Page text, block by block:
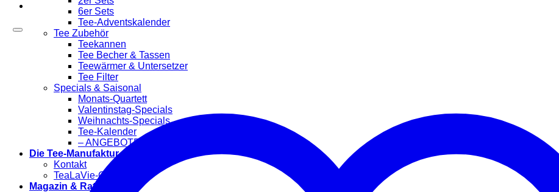
6er Sets
Tee-Adventskalender
Tee Zubehör
Teekannen
Tee Becher & Tassen
Teewärmer & Untersetzer
Tee Filter
Specials & Saisonal
Monats-Quartett
Valentinstag-Specials
Weihnachts-Specials
Tee-Kalender
– ANGEBOTE –
Die Tee-Manufaktur
Kontakt
TeaLaVie-Community
Magazin & Ratgeber